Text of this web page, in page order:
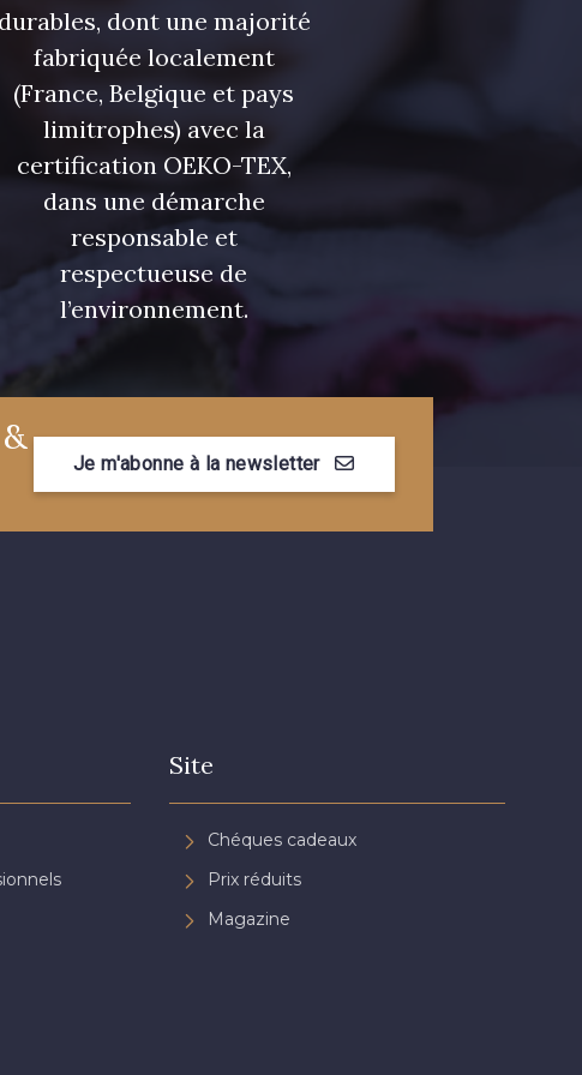
Vert Fougère 75 - Rouille
durables, dont une majorité
fabriquée localement
(France, Belgique et pays
limitrophes) avec la
certification OEKO-TEX,
dans une démarche
responsable et
respectueuse de
l’environnement.
Je m'abonne à la newsletter
Site
Chéques cadeaux
Prix réduits
Magazine